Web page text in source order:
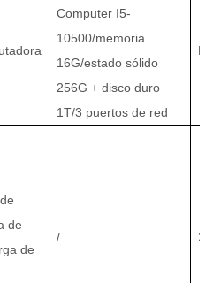
Computer I5-
10500/memoria
16G/estado sólido
256G + disco duro
1T/3 puertos de red
de
de
/ 2